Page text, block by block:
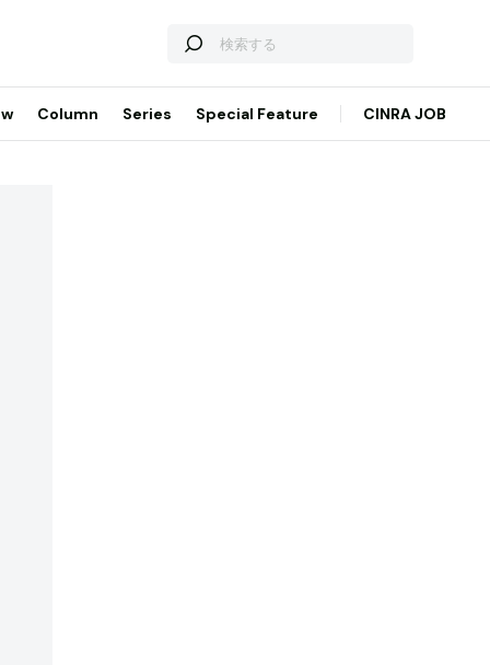
Column Series Special Feature CINRA JOB